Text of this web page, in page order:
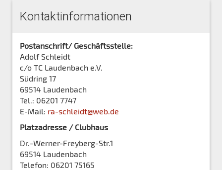
Kontaktinformationen
Postanschrift/ Geschäftsstelle:
Adolf Schleidt
c/o TC Laudenbach e.V.
Südring 17
69514 Laudenbach
Tel.: 06201 7747
E-Mail: ra-schleidt@web.de
Platzadresse / Clubhaus
Dr.-Werner-Freyberg-Str.1
69514 Laudenbach
Telefon: 06201 75165